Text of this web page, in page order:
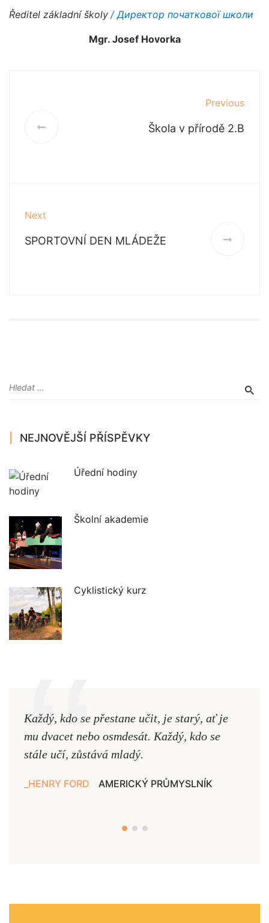
Ředitel základní školy / Директор початкової школи
Mgr. Josef Hovorka
Previous
Škola v přírodě 2.B
Next
SPORTOVNÍ DEN MLÁDEŽE
NEJNOVĚJŠÍ PŘÍSPĚVKY
Úřední hodiny
Školní akademie
Cyklistický kurz
Každý, kdo se přestane učit, je starý, ať je
mu dvacet nebo osmdesát. Každý, kdo se
stále učí, zůstává mladý.
HENRY FORD AMERICKÝ PRŮMYSLNÍK